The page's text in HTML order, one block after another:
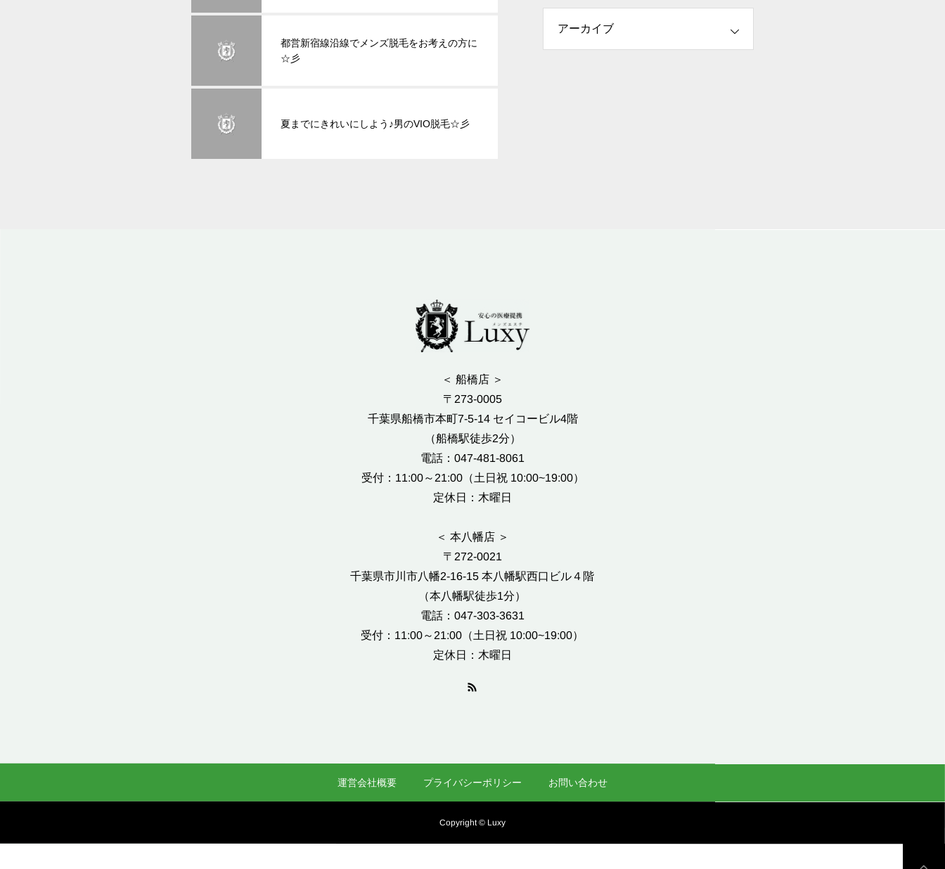
都営新宿線沿線でメンズ脱毛をお考えの方に
☆彡
夏までにきれいにしよう♪男のVIO脱毛☆彡
＜ 船橋店 ＞
〒273-0005
千葉県船橋市本町7-5-14 セイコービル4階
（船橋駅徒歩2分）
電話：047-481-8061
受付：11:00～21:00（土日祝 10:00~19:00）
定休日：木曜日
＜ 本八幡店 ＞
〒272-0021
千葉県市川市八幡2-16-15 本八幡駅西口ビル４階
（本八幡駅徒歩1分）
電話：047-303-3631
受付：11:00～21:00（土日祝 10:00~19:00）
定休日：木曜日
運営会社概要 プライバシーポリシー お問い合わせ
Copyright © Luxy